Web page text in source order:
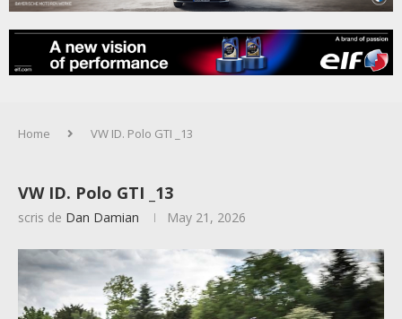
Home VW ID. Polo GTI _13
VW ID. Polo GTI _13
scris de Dan Damian May 21, 2026